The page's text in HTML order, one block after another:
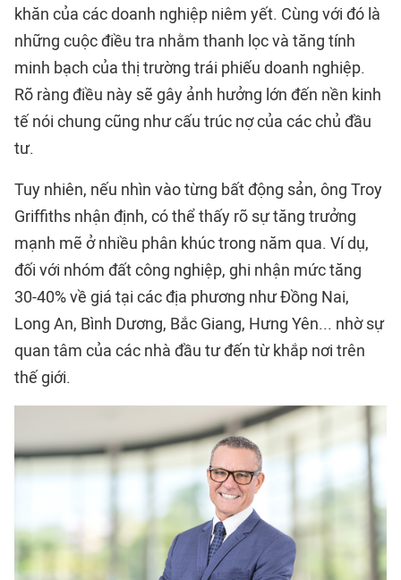
khăn của các doanh nghiệp niêm yết. Cùng với đó là
những cuộc điều tra nhằm thanh lọc và tăng tính
minh bạch của thị trường trái phiếu doanh nghiệp.
Rõ ràng điều này sẽ gây ảnh hưởng lớn đến nền kinh
tế nói chung cũng như cấu trúc nợ của các chủ đầu
tư.
Tuy nhiên, nếu nhìn vào từng bất động sản, ông Troy
Griffiths nhận định, có thể thấy rõ sự tăng trưởng
mạnh mẽ ở nhiều phân khúc trong năm qua. Ví dụ,
đối với nhóm đất công nghiệp, ghi nhận mức tăng
30-40% về giá tại các địa phương như Đồng Nai,
Long An, Bình Dương, Bắc Giang, Hưng Yên... nhờ sự
quan tâm của các nhà đầu tư đến từ khắp nơi trên
thế giới.